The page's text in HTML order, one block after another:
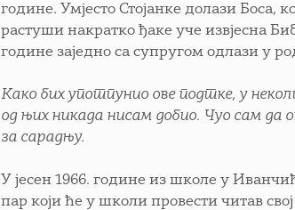
године. Умјесто Стојанке долази
растуши накратко ђаке уче извјесна
године заједно са супругом одлази у
Како бих употпунио ове подтке, у
од њих никада нисам добио. Чуо сам да
за сарадњу.
У јесен 1966. године из школе у
пар који ће у школи провести читав